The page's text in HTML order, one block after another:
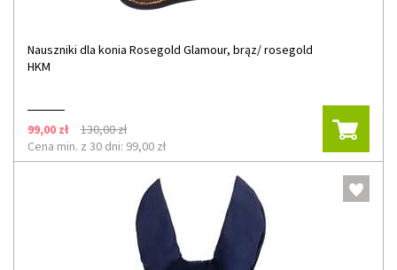
Nauszniki dla konia Rosegold Glamour, brąz/ rosegold
HKM
99,00 zł
130,00 zł
Cena min. z 30 dni: 99,00 zł